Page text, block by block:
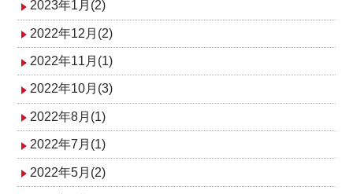
2023年1月(2)
2022年12月(2)
2022年11月(1)
2022年10月(3)
2022年8月(1)
2022年7月(1)
2022年5月(2)